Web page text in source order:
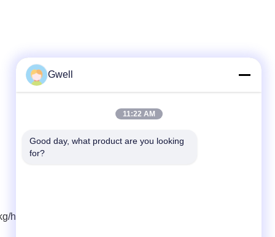
h παρέχουν υψηλή απόδοση και σταθερή ποιότητα για
Gwell
11:22 AM
Good day, what product are you looking
for?